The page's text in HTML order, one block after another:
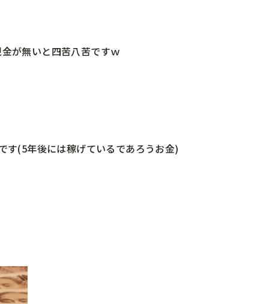
が無いと四苦八苦ですｗ
す(5年後には稼げているであろうお金)